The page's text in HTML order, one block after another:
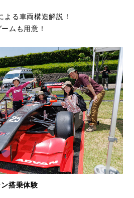
る車両構造解説！
ムも用意！
搭乗体験